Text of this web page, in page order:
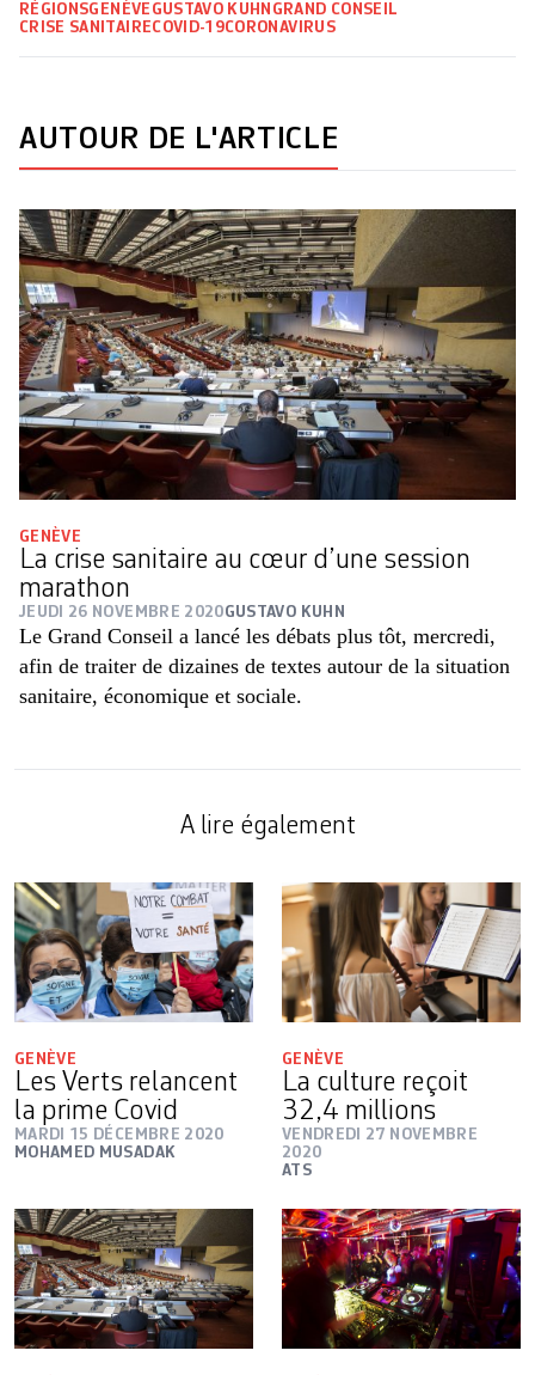
RÉGIONSGENÈVE GUSTAVO KUHN GRAND CONSEIL
CRISE SANITAIRECOVID-19CORONAVIRUS
AUTOUR DE L'ARTICLE
GENÈVE
La crise sanitaire au cœur d’une session
marathon
JEUDI 26 NOVEMBRE 2020GUSTAVO KUHN
Le Grand Conseil a lancé les débats plus tôt, mercredi,
afin de traiter de dizaines de textes autour de la situation
sanitaire, économique et sociale.
A lire également
GENÈVE
Les Verts relancent
la prime Covid
MARDI 15 DÉCEMBRE 2020
MOHAMED MUSADAK
GENÈVE
La culture reçoit
32,4 millions
VENDREDI 27 NOVEMBRE
2020
ATS